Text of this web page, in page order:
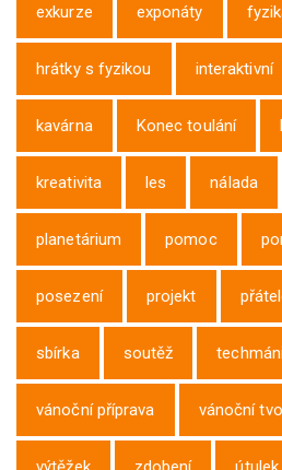
exkurze exponáty
hrátky s fyzikou interaktivní
kavárna Konec toulání
kreativita les nálada
planetárium pomoc
posezení projekt
sbírka soutěž
vánoční příprava vánoční